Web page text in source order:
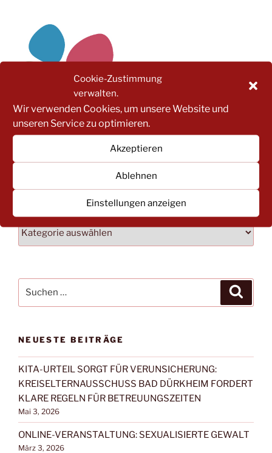
Cookie-Zustimmung
verwalten.
Wir verwenden Cookies, um unsere Website und
unseren Service zu optimieren.
Akzeptieren
Ablehnen
Einstellungen anzeigen
Für weitere Infos einfach hier klicken!
NACH BEITRAGSKATEGORIEN FILTERN:
NACH
BEITRAGSKATEGORIEN
nach:
NEUESTE BEITRÄGE
KITA-URTEIL SORGT FÜR VERUNSICHERUNG:
KREISELTERNAUSSCHUSS BAD DÜRKHEIM FORDERT
KLARE REGELN FÜR BETREUUNGSZEITEN
Mai 3, 2026
ONLINE-VERANSTALTUNG: SEXUALISIERTE GEWALT
März 3, 2026